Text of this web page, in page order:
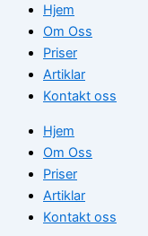
Hjem
Om Oss
Priser
Artiklar
Kontakt oss
Hjem
Om Oss
Priser
Artiklar
Kontakt oss